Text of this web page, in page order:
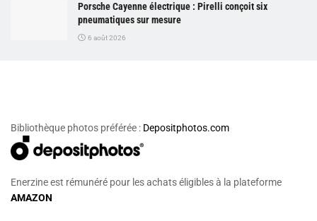
Porsche Cayenne électrique : Pirelli conçoit six
pneumatiques sur mesure
6 août 2026
Bibliothèque photos préférée : Depositphotos.com
Enerzine est rémunéré pour les achats éligibles à la plateforme
AMAZON